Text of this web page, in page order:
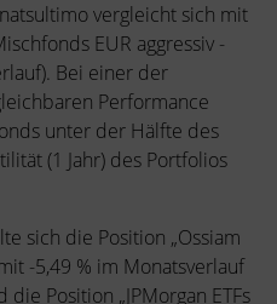
vergleicht sich mit
EUR aggressiv -
Bei einer der
Performance
unter der Hälfte des
(1 Jahr) des Portfolios
sich die Position „Ossiam
-5,49 % im Monatsverlauf
Position „JPMorgan ETFs